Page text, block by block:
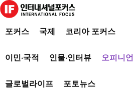
포커스 국제 코리아 포커스
이민·국적 인물·인터뷰 오피니언
글로벌라이프 포토뉴스